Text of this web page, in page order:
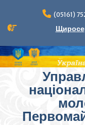
вмісту
(05161)